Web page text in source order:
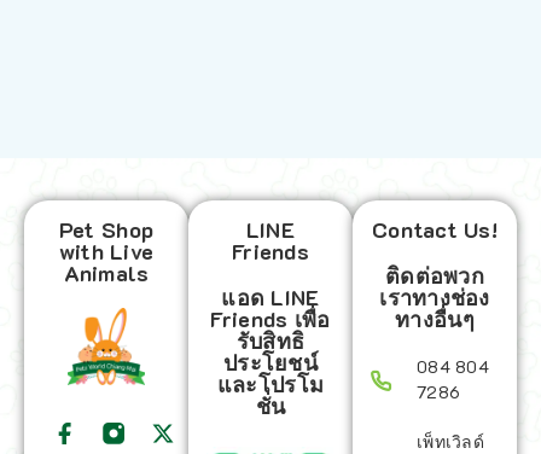
Pet Shop
with Live
Animals
LINE
Friends
แอด LINE
Friends เพื่อ
รับสิทธิ
ประโยชน์
และโปรโม
ชั่น
Contact Us!
ติดต่อพวก
เราทางช่อง
ทางอื่นๆ
084 804
7286
เพ็ทเวิลด์